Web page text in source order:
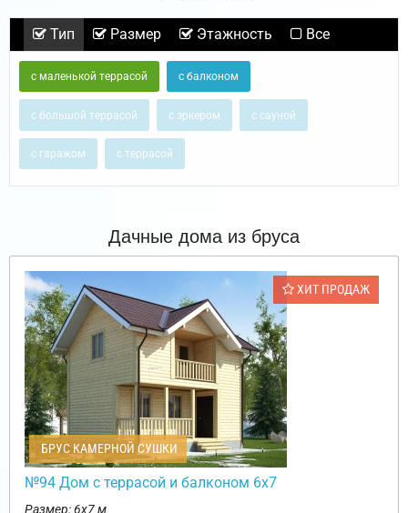
Тип Размер Этажность Все
с маленькой террасой с балконом
с большой террасой с эркером с сауной
с гаражом с террасой
Дачные дома из бруса
ХИТ ПРОДАЖ
БРУС КАМЕРНОЙ СУШКИ
№94 Дом с террасой и балконом 6х7
Размер: 6х7 м